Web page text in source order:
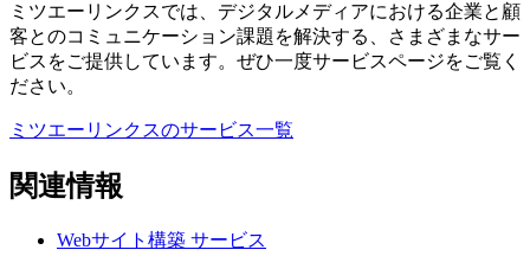
ミツエーリンクスでは、デジタルメディアにおける企業と顧
客とのコミュニケーション課題を解決する、さまざまなサー
ビスをご提供しています。ぜひ一度サービスページをご覧く
ださい。
ミツエーリンクスのサービス一覧
関連情報
Webサイト構築 サービス